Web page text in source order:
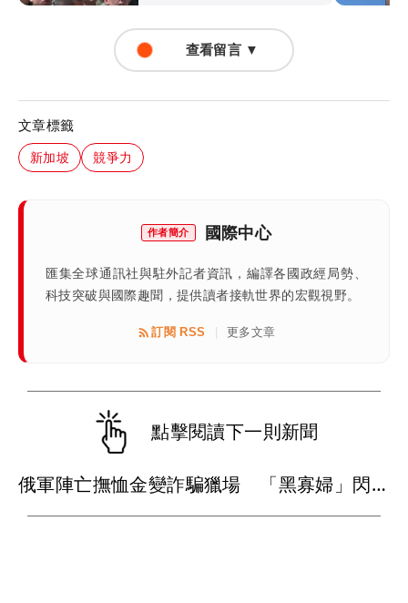
查看留言 ▼
文章標籤
新加坡 競爭力
作者簡介 國際中心
匯集全球通訊社與駐外記者資訊，編譯各國政經局勢、
科技突破與國際趣聞，提供讀者接軌世界的宏觀視野。
訂閱 RSS 更多文章
點擊閱讀下一則新聞
俄軍陣亡撫恤金變詐騙獵場 「黑寡婦」閃婚送夫上前線領鉅款